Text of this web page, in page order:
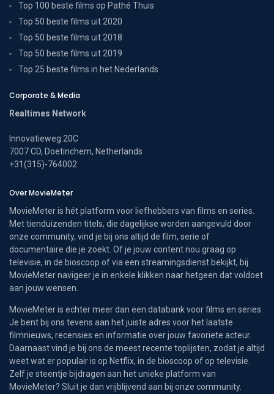
Top 100 beste films op Pathé Thuis
Top 50 beste films uit 2020
Top 50 beste films uit 2018
Top 50 beste films uit 2019
Top 25 beste films in het Nederlands
Corporate & Media
Realtimes Network
Innovatieweg 20C
7007 CD, Doetinchem, Netherlands
+31(315)-764002
Over MovieMeter
MovieMeter is hét platform voor liefhebbers van films en series.
Met tienduizenden titels, die dagelijkse worden aangevuld door
onze community, vind je bij ons altijd de film, serie of
documentaire die je zoekt. Of je jouw content nou graag op
televisie, in de bioscoop of via een streamingsdienst bekijkt, bij
MovieMeter navigeer je in enkele klikken naar hetgeen dat voldoet
aan jouw wensen.
MovieMeter is echter meer dan een databank voor films en series.
Je bent bij ons tevens aan het juiste adres voor het laatste
filmnieuws, recensies en informatie over jouw favoriete acteur.
Daarnaast vind je bij ons de meest recente toplijsten, zodat je altijd
weet wat er populair is op Netflix, in de bioscoop of op televisie.
Zelf je steentje bijdragen aan het unieke platform van
MovieMeter? Sluit je dan vrijblijvend aan bij onze community.